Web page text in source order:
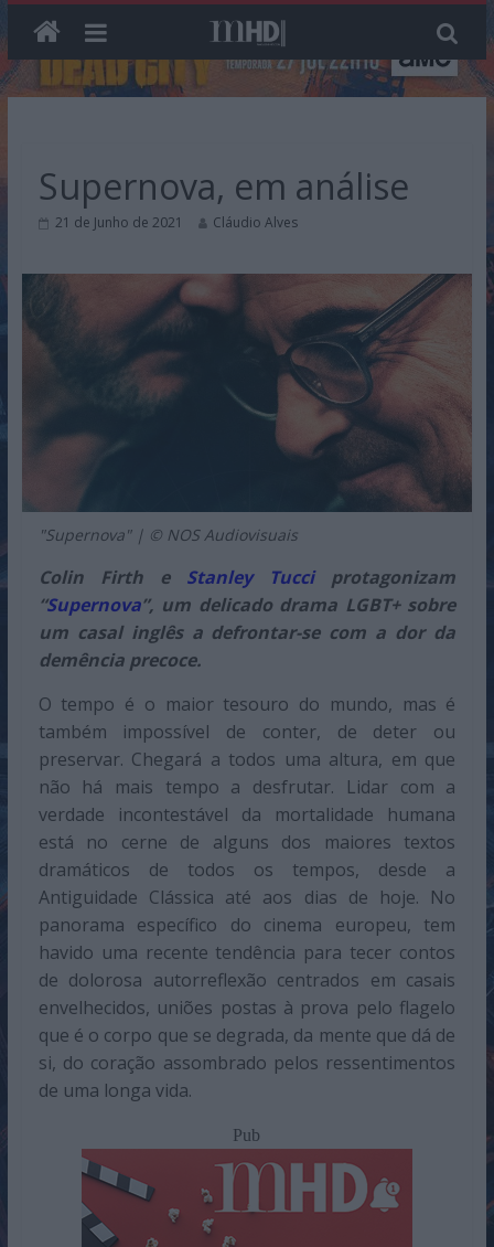
Supernova, em análise
21 de Junho de 2021 Cláudio Alves
"Supernova" | © NOS Audiovisuais
Colin Firth e Stanley Tucciprotagonizam
“Supernova”, um delicado drama LGBT+ sobre
um casal inglês a defrontar-se com a dor da
demência precoce.
O tempo é o maior tesouro do mundo, mas é
também impossível de conter, de deter ou
preservar. Chegará a todos uma altura, em que
não há mais tempo a desfrutar. Lidar com a
verdade incontestável da mortalidade humana
está no cerne de alguns dos maiores textos
dramáticos de todos os tempos, desde a
Antiguidade Clássica até aos dias de hoje. No
panorama específico do cinema europeu, tem
havido uma recente tendência para tecer contos
de dolorosa autorreflexão centrados em casais
envelhecidos, uniões postas à prova pelo flagelo
que é o corpo que se degrada, da mente que dá de
si, do coração assombrado pelos ressentimentos
de uma longa vida.
Pub